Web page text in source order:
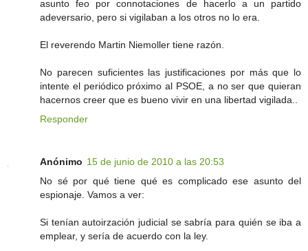
asunto feo por connotaciones de hacerlo a un partido
adeversario, pero si vigilaban a los otros no lo era.
El reverendo Martin Niemoller tiene razón.
No parecen suficientes las justificaciones por más que lo
intente el periódico próximo al PSOE, a no ser que quieran
hacernos creer que es bueno vivir en una libertad vigilada..
Responder
Anónimo 15 de junio de 2010 a las 20:53
No sé por qué tiene qué es complicado ese asunto del
espionaje. Vamos a ver:
Si tenían autoirzación judicial se sabría para quién se iba a
emplear, y sería de acuerdo con la ley.